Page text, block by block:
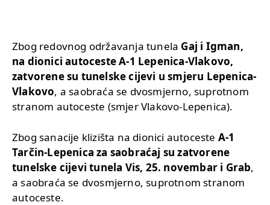
Zbog redovnog održavanja tunela Gaj i Igman,
na dionici autoceste A-1 Lepenica-Vlakovo,
zatvorene su tunelske cijevi u smjeru Lepenica-
Vlakovo, a saobraća se dvosmjerno, suprotnom
stranom autoceste (smjer Vlakovo-Lepenica).
Zbog sanacije klizišta na dionici autoceste A-1
Tarčin-Lepenica za saobraćaj su zatvorene
tunelske cijevi tunela Vis, 25. novembar i Grab,
a saobraća se dvosmjerno, suprotnom stranom
autoceste.